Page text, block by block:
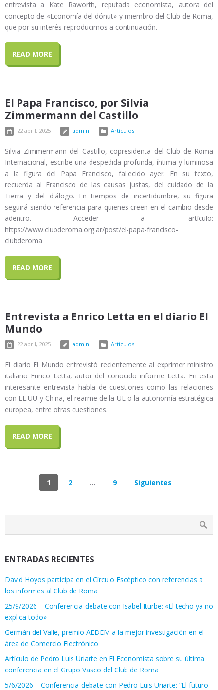
entrevista a Kate Raworth, reputada economista, autora del
concepto de «Economía del dónut» y miembro del Club de Roma,
que por su interés reproducimos a continuación.
READ MORE
El Papa Francisco, por Silvia
Zimmermann del Castillo
22 abril, 2025 admin Artículos
Silvia Zimmermann del Castillo, copresidenta del Club de Roma
Internacional, escribe una despedida profunda, íntima y luminosa
a la figura del Papa Francisco, fallecido ayer. En su texto,
recuerda al Francisco de las causas justas, del cuidado de la
Tierra y del diálogo. En tiempos de incertidumbre, su figura
seguirá siendo referencia para quienes creen en el cambio desde
adentro. Acceder al artículo:
https://www.clubderoma.org.ar/post/el-papa-francisco-
clubderoma
READ MORE
Entrevista a Enrico Letta en el diario El
Mundo
22 abril, 2025 admin Artículos
El diario El Mundo entrevistó recientemente al exprimer ministro
italiano Enrico Letta, autor del conocido informe Letta. En esta
interesante entrevista habla de cuestiones como las relaciones
con EE.UU y China, el rearme de la UE o la autonomía estratégica
europea, entre otras cuestiones.
READ MORE
1 2 … 9 Siguientes
ENTRADAS RECIENTES
David Hoyos participa en el Círculo Escéptico con referencias a
los informes al Club de Roma
25/9/2026 – Conferencia-debate con Isabel Iturbe: «El techo ya no
explica todo»
Germán del Valle, premio AEDEM a la mejor investigación en el
área de Comercio Electrónico
Artículo de Pedro Luis Uriarte en El Economista sobre su última
conferencia en el Grupo Vasco del Club de Roma
5/6/2026 – Conferencia-debate con Pedro Luis Uriarte: “El futuro